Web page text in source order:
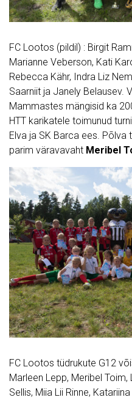
FC Lootos (pildil) : Birgit
Marianne Veberson, Kati
Rebecca Kähr, Indra Liz
Saarniit ja Janely Belausev.
Mammastes mängisid ka
HTT karikatele toimunud
Elva ja SK Barca ees. Põlva
parim väravavaht Meribel
FC Lootos tüdrukute G12
Marleen Lepp, Meribel Toim,
Sellis, Miia Lii Rinne,